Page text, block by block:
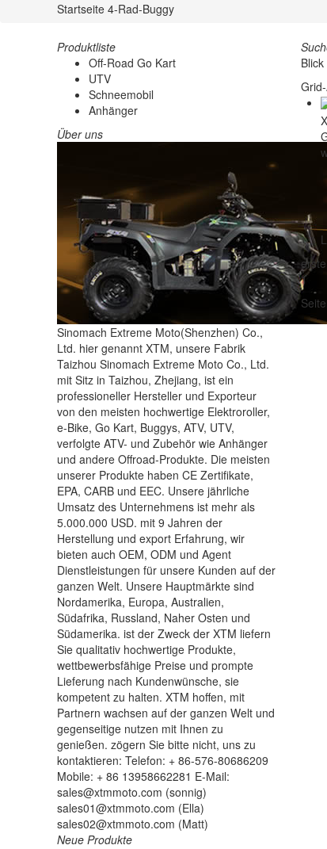
Startseite 4-Rad-Buggy
Produktliste
Off-Road Go Kart
UTV
Schneemobil
Anhänger
Über uns
Sinomach Extreme Moto(Shenzhen) Co.,
Ltd. hier genannt XTM, unsere Fabrik
Taizhou Sinomach Extreme Moto Co., Ltd.
mit Sitz in Taizhou, Zhejiang, ist ein
professioneller Hersteller und Exporteur
von den meisten hochwertige Elektroroller,
e-Bike, Go Kart, Buggys, ATV, UTV,
verfolgte ATV- und Zubehör wie Anhänger
und andere Offroad-Produkte. Die meisten
unserer Produkte haben CE Zertifikate,
EPA, CARB und EEC. Unsere jährliche
Umsatz des Unternehmens ist mehr als
5.000.000 USD. mit 9 Jahren der
Herstellung und export Erfahrung, wir
bieten auch OEM, ODM und Agent
Dienstleistungen für unsere Kunden auf der
ganzen Welt. Unsere Hauptmärkte sind
Nordamerika, Europa, Australien,
Südafrika, Russland, Naher Osten und
Südamerika. ist der Zweck der XTM liefern
Sie qualitativ hochwertige Produkte,
wettbewerbsfähige Preise und prompte
Lieferung nach Kundenwünsche, sie
kompetent zu halten. XTM hoffen, mit
Partnern wachsen auf der ganzen Welt und
gegenseitige nutzen mit Ihnen zu
genießen. zögern Sie bitte nicht, uns zu
kontaktieren: Telefon: + 86-576-80686209
Mobile: + 86 13958662281 E-Mail:
sales@xtmmoto.com (sonnig)
sales01@xtmmoto.com (Ella)
sales02@xtmmoto.com (Matt)
Neue Produkte
Blick
1